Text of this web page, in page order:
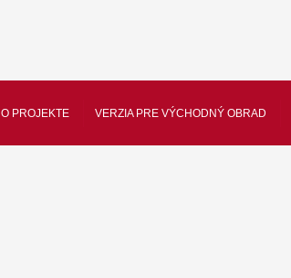
O PROJEKTE VERZIA PRE VÝCHODNÝ OBRAD